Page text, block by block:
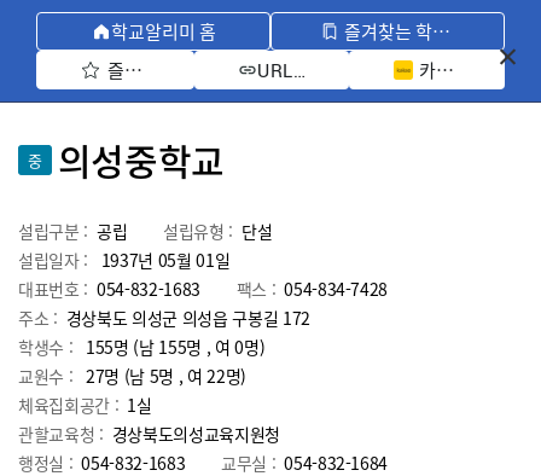
학교알리미 홈
즐겨찾는 학교 모아보기
즐겨찾기 선택
URL 복사 카카오톡 공유
중 의성중학교
설립구분 : 공립 설립유형 : 단설
설립일자 :
1937년 05월 01일
대표번호 : 054-832-1683 팩스 : 054-834-7428
주소 : 경상북도 의성군 의성읍 구봉길 172
학생수 : 155명 (남 155명 , 여 0명)
교원수 : 27명 (남 5명 , 여22명)
체육집회공간 : 1실
관할교육청 : 경상북도의성교육지원청
행정실 : 054-832-1683 교무실 : 054-832-1684